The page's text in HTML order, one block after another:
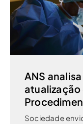
ANS
atualização
Sociedade